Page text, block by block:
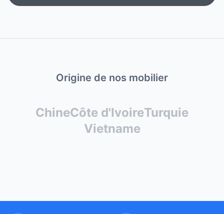
Origine de nos mobilier
ChineCôte d'IvoireTurquie
Vietname